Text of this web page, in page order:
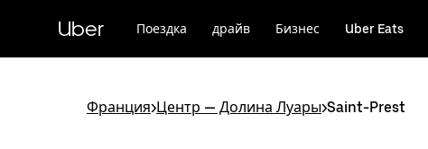
к
Uber Поездка драйв Бизнес Uber Eats
Франция>Центр — Долина Луары>Saint-Prest